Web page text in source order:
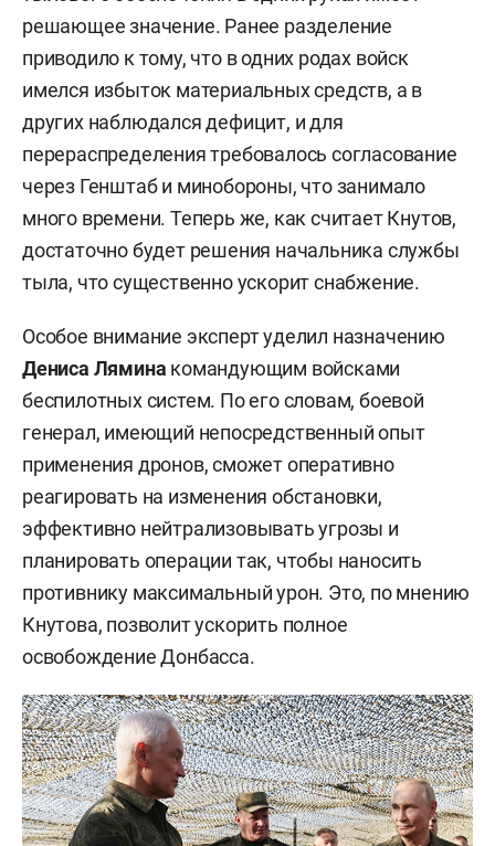
решающее значение. Ранее разделение
приводило к тому, что в одних родах войск
имелся избыток материальных средств, а в
других наблюдался дефицит, и для
перераспределения требовалось согласование
через Генштаб и минобороны, что занимало
много времени. Теперь же, как считает Кнутов,
достаточно будет решения начальника службы
тыла, что существенно ускорит снабжение.
Особое внимание эксперт уделил назначению
Дениса Лямина командующим войсками
беспилотных систем. По его словам, боевой
генерал, имеющий непосредственный опыт
применения дронов, сможет оперативно
реагировать на изменения обстановки,
эффективно нейтрализовывать угрозы и
планировать операции так, чтобы наносить
противнику максимальный урон. Это, по мнению
Кнутова, позволит ускорить полное
освобождение Донбасса.